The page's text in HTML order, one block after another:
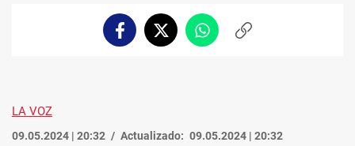
FacebookTwitterWhatsappCopiar
LA VOZ
09.05.2024 | 20:32 Actualizado: 09.05.2024 | 20:32